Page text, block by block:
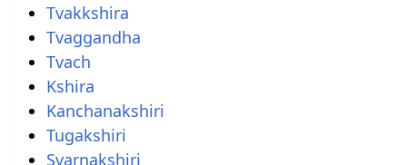
Tvakkshira
Tvaggandha
Tvach
Kshira
Kanchanakshiri
Tugakshiri
Svarnakshiri